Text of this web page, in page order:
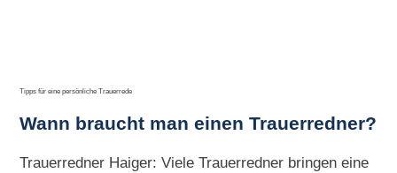
Tipps für eine persönliche Trauerrede
Wann braucht man einen Trauerredner?
Trauerredner Haiger: Viele Trauerredner bringen eine